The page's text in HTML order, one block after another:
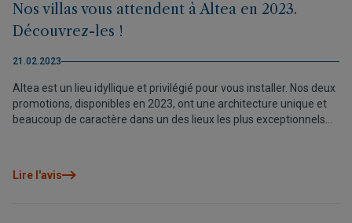
Nos villas vous attendent à Altea en 2023.
Découvrez-les !
21.02.2023
Altea est un lieu idyllique et privilégié pour vous installer. Nos deux
promotions, disponibles en 2023, ont une architecture unique et
beaucoup de caractère dans un des lieux les plus exceptionnels
Lire l'avis